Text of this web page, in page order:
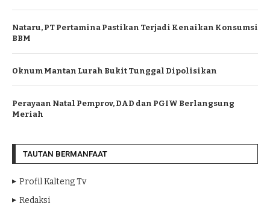
Nataru, PT Pertamina Pastikan Terjadi Kenaikan Konsumsi
BBM
Oknum Mantan Lurah Bukit Tunggal Dipolisikan
Perayaan Natal Pemprov, DAD dan PGIW Berlangsung
Meriah
TAUTAN BERMANFAAT
Profil Kalteng Tv
Redaksi